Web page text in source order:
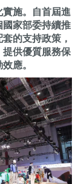
施。自首屆進
家部委持續推
的支持政策，
供優質服務保
應。